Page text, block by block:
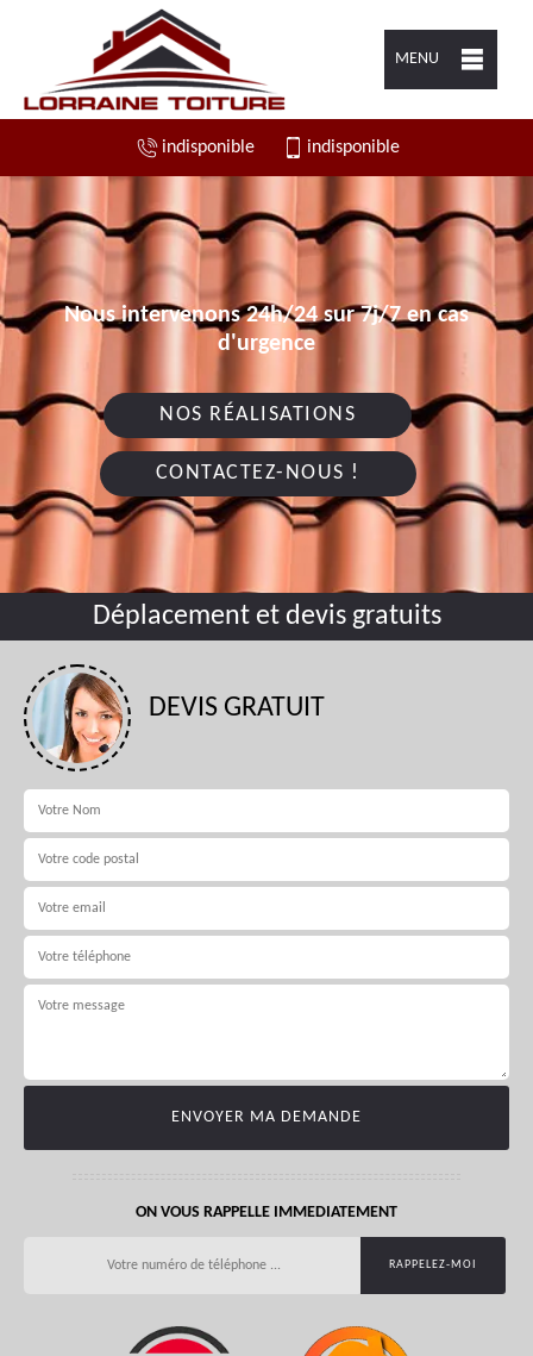
MENU
indisponible indisponible
Nous intervenons 24h/24 sur 7j/7 en cas
d'urgence
NOS RÉALISATIONS
CONTACTEZ-NOUS !
Déplacement et devis gratuits
DEVIS GRATUIT
ON VOUS RAPPELLE IMMEDIATEMENT